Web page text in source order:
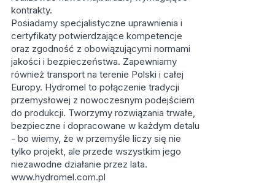
kontrakty.
Posiadamy specjalistyczne uprawnienia i
certyfikaty potwierdzające kompetencje
oraz zgodność z obowiązującymi normami
jakości i bezpieczeństwa. Zapewniamy
również transport na terenie Polski i całej
Europy. Hydromel to połączenie tradycji
przemysłowej z nowoczesnym podejściem
do produkcji. Tworzymy rozwiązania trwałe,
bezpieczne i dopracowane w każdym detalu
- bo wiemy, że w przemyśle liczy się nie
tylko projekt, ale przede wszystkim jego
niezawodne działanie przez lata.
www.hydromel.com.pl